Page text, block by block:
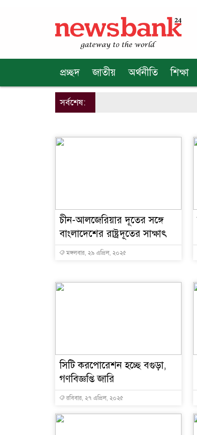
প্রচ্ছদ জাতীয় অর্থনীতি শিক্ষা
সর্বশেষ:
চীন-আলজেরিয়ার দূতের সঙ্গে
বাংলাদেশের রাষ্ট্রদূতের সাক্ষাৎ
মঙ্গলবার, ২৯ এপ্রিল, ২০২৫
সিটি করপোরেশন হচ্ছে বগুড়া,
গণবিজ্ঞপ্তি জারি
রবিবার, ২৭ এপ্রিল, ২০২৫